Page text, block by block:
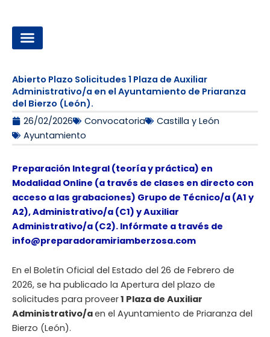
contenido
Abierto Plazo Solicitudes 1 Plaza de Auxiliar
Administrativo/a en el Ayuntamiento de Priaranza
del Bierzo (León).
26/02/2026
Convocatoria
Castilla y León
Ayuntamiento
Preparación Integral (teoría y práctica) en
Modalidad Online (a través de clases en directo con
acceso a las grabaciones) Grupo de Técnico/a (A1 y
A2), Administrativo/a (C1) y Auxiliar
Administrativo/a (C2). Infórmate a través de
info@preparadoramiriamberzosa.com
En el Boletín Oficial del Estado del 26 de Febrero de
2026, se ha publicado la Apertura del plazo de
solicitudes para proveer1 Plaza de Auxiliar
Administrativo/aen el Ayuntamiento de Priaranza del
Bierzo (León).